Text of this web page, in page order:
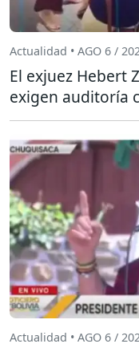
Actualidad • AGO 6 /
El exjuez Hebert
exigen auditoría
Actualidad • AGO 6 /